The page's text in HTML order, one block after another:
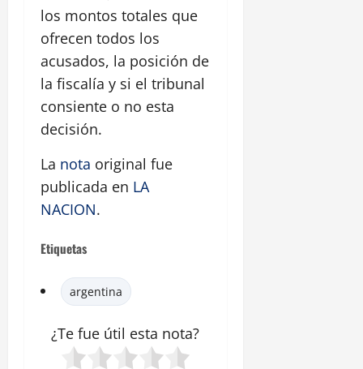
los montos totales que
ofrecen todos los
acusados, la posición de
la fiscalía y si el tribunal
consiente o no esta
decisión.
La nota original fue
publicada en LA
NACION.
Etiquetas
argentina
¿Te fue útil esta nota?